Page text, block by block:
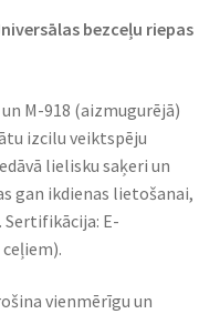
bezceļu riepas
M-918 (aizmugurējā)
izcilu veiktspēju
lielisku saķeri un
gan ikdienas lietošanai,
E-
vienmērīgu un